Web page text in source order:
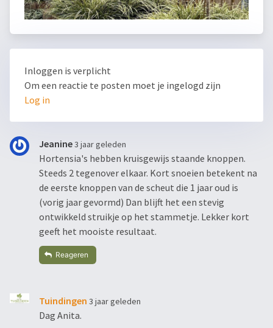
Inloggen is verplicht
Om een reactie te posten moet je ingelogd zijn
Log in
Jeanine3 jaar geleden
Hortensia's hebben kruisgewijs staande knoppen.
Steeds 2 tegenover elkaar. Kort snoeien betekent na
de eerste knoppen van de scheut die 1 jaar oud is
(vorig jaar gevormd) Dan blijft het een stevig
ontwikkeld struikje op het stammetje. Lekker kort
geeft het mooiste resultaat.
Reageren
Tuindingen 3 jaar geleden
Dag Anita.